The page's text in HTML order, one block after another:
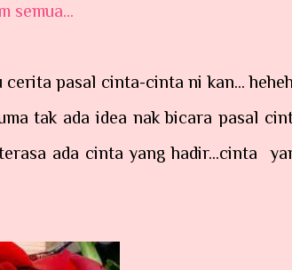
semua...
pasal cinta-cinta ni kan...
tak ada idea nak bicara pasal
ada cinta yang hadir...cinta